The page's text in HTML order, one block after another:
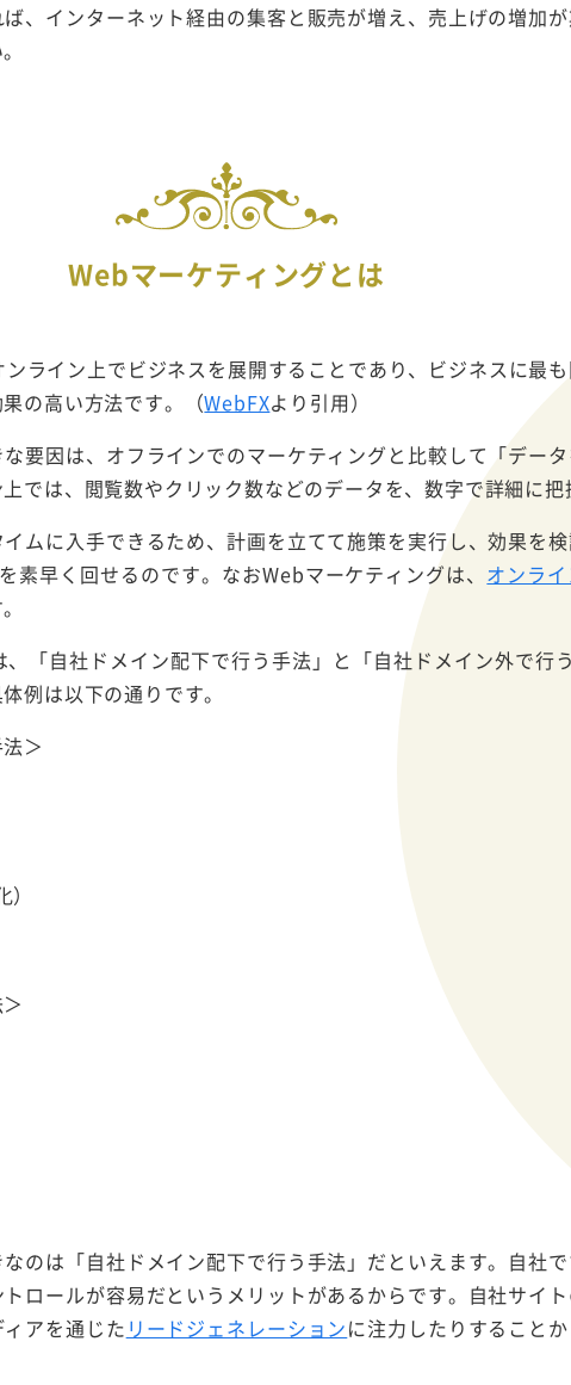
、インターネット経由の集客と販売が増え、売上げの増加が
Webマーケティングとは
ライン上でビジネスを展開することであり、ビジネスに最
の高い方法です。（WebFXより引用）
要因は、オフラインでのマーケティングと比較して「データ
では、閲覧数やクリック数などのデータを、数字で詳細に把
ムに入手できるため、計画を立てて施策を実行し、効果を
素早く回せるのです。なおWebマーケティングは、 オンラ
「自社ドメイン配下で行う手法」と「自社ドメイン外で行
例は以下の通りです。
＞
のは「自社ドメイン配下で行う手法」だといえます。自社
ロールが容易だというメリットがあるからです。自社サイ
アを通じた リードジェネレーションに注力したりすること